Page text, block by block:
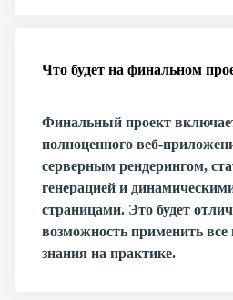
Что будет на финальном
Финальный проект
полноценного веб-
серверным рендерингом,
генерацией и
страницами. Это будет
возможность применить
знания на практике.